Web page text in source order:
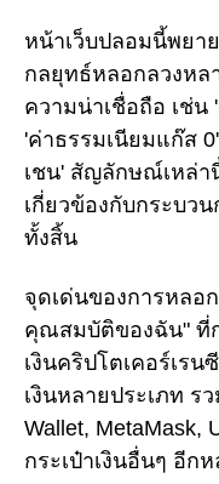
หน้าเว็บปลอมนี้พยา
กลยุทธ์หลอกลวงหล
ความน่าเชื่อถือ เช่น
'ค่าธรรมเนียมแก๊ส
เชน' สัญลักษณ์เหล่า
เกี่ยวข้องกับกระบว
ทั้งสิ้น
จุดเด่นของการหลอ
คุณสมบัติของฉัน" ที่
เงินคริปโตเคอร์เรน
เงินหลายประเภท ร
Wallet, MetaMask,
กระเป๋าเงินอื่นๆ อีก